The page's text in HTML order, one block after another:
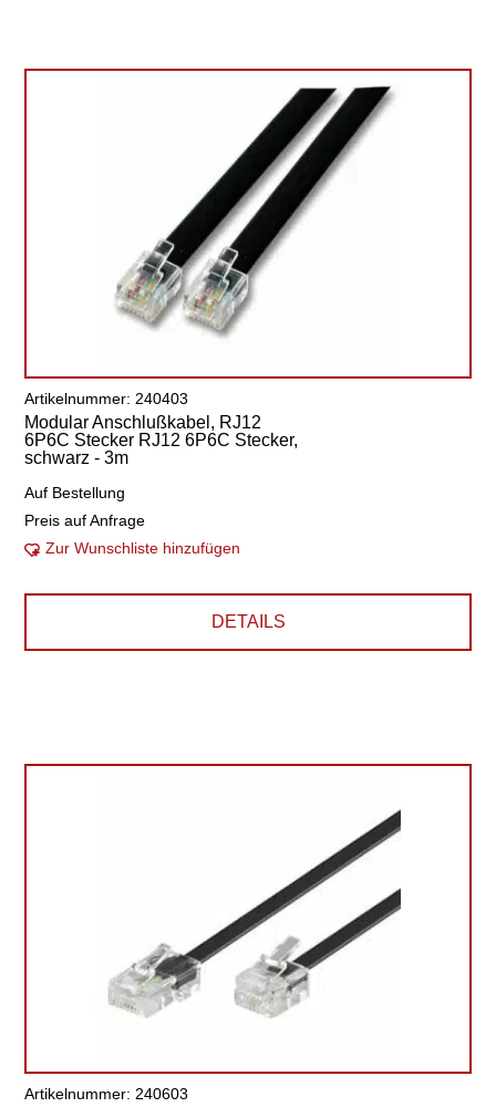
Artikelnummer: 240403
Modular Anschlußkabel, RJ12
6P6C Stecker RJ12 6P6C Stecker,
schwarz - 3m
Auf Bestellung
Preis auf Anfrage
Zur Wunschliste hinzufügen
DETAILS
Artikelnummer: 240603